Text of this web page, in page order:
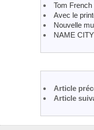
Tom
Avec le
Nouvelle
NAME
Article
Article